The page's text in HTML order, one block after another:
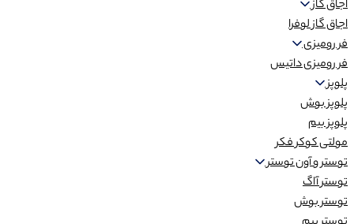
اجاق گاز
اجاق گاز لوفرا
فر رومیزی
فر رومیزی داتیس
پلوپز
پلوپز بوش
پلوپز بیم
مولتی کوکر فکر
توستر و آون توستر
توستر آاگ
توستر بوش